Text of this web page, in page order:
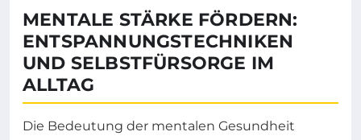
MENTALE STÄRKE FÖRDERN:
ENTSPANNUNGSTECHNIKEN
UND SELBSTFÜRSORGE IM
ALLTAG
Die Bedeutung der mentalen Gesundheit